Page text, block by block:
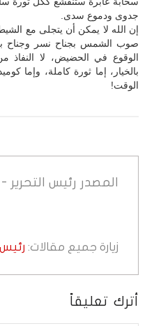
جدوى ودموع سدى.
إن الله لا يمكن أن يتجلى مع
صوب الشمس بجناح نسر وجناح
الوقوع في الحضيض، لا النفاذ
بالخيار، إما ثورة كاملة، وإما
الوقت!
المصدر رئيس التحرير
زيارة جميع مقالات: رئيس
أترك تعليقاً